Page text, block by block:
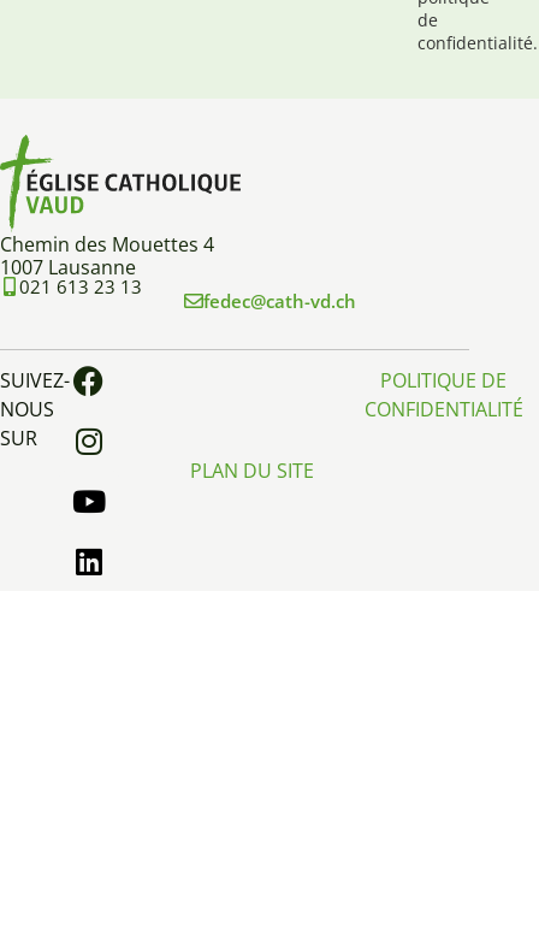
de
confidentialité.
Chemin des Mouettes 4
1007 Lausanne
021 613 23 13
fedec@cath-vd.ch
SUIVEZ-
NOUS
SUR
PLAN DU SITE
POLITIQUE DE
CONFIDENTIALITÉ